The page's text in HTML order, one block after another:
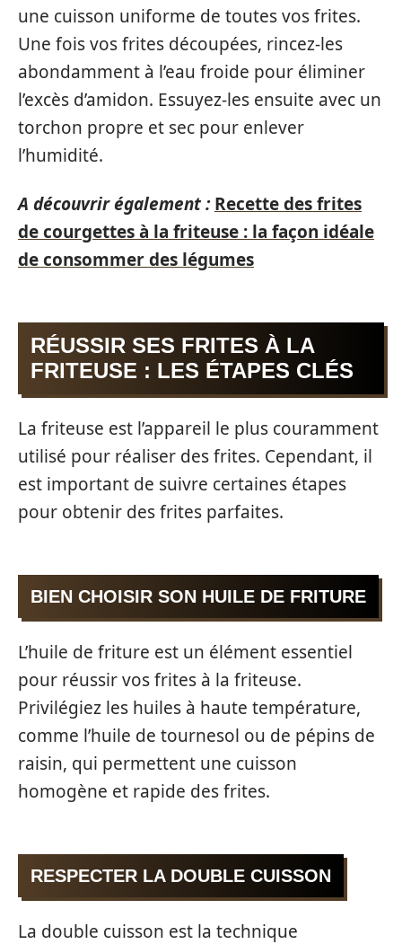
une cuisson uniforme de toutes vos frites.
Une fois vos frites découpées, rincez-les
abondamment à l’eau froide pour éliminer
l’excès d’amidon. Essuyez-les ensuite avec un
torchon propre et sec pour enlever
l’humidité.
A découvrir également : Recette des frites
de courgettes à la friteuse : la façon idéale
de consommer des légumes
RÉUSSIR SES FRITES À LA
FRITEUSE : LES ÉTAPES CLÉS
La friteuse est l’appareil le plus couramment
utilisé pour réaliser des frites. Cependant, il
est important de suivre certaines étapes
pour obtenir des frites parfaites.
BIEN CHOISIR SON HUILE DE FRITURE
L’huile de friture est un élément essentiel
pour réussir vos frites à la friteuse.
Privilégiez les huiles à haute température,
comme l’huile de tournesol ou de pépins de
raisin, qui permettent une cuisson
homogène et rapide des frites.
RESPECTER LA DOUBLE CUISSON
La double cuisson est la technique